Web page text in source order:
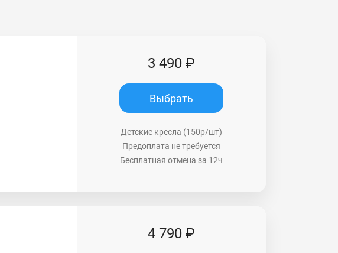
3 490 ₽
Выбрать
Детские кресла (150р/шт)
Предоплата не требуется
Бесплатная отмена за 12ч
4 790 ₽